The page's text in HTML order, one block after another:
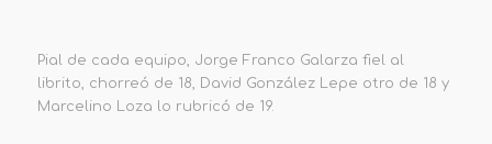
Pial de cada equipo, Jorge Franco Galarza fiel al
librito, chorreó de 18, David González Lepe otro de 18 y
Marcelino Loza lo rubricó de 19.